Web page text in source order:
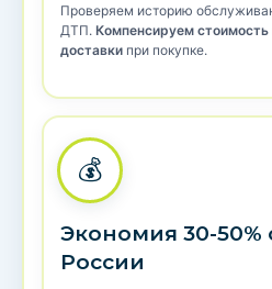
Проверяем историю
ДТП. Компенсируем стоимость
доставки при покупке.
💰
Экономия 30-50%
России